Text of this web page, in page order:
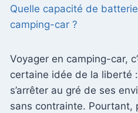
Quelle capacité de
camping-car ?
Voyager en camping-car,
certaine idée de la liberté
s’arrêter au gré de ses
sans contrainte. Pourtant,